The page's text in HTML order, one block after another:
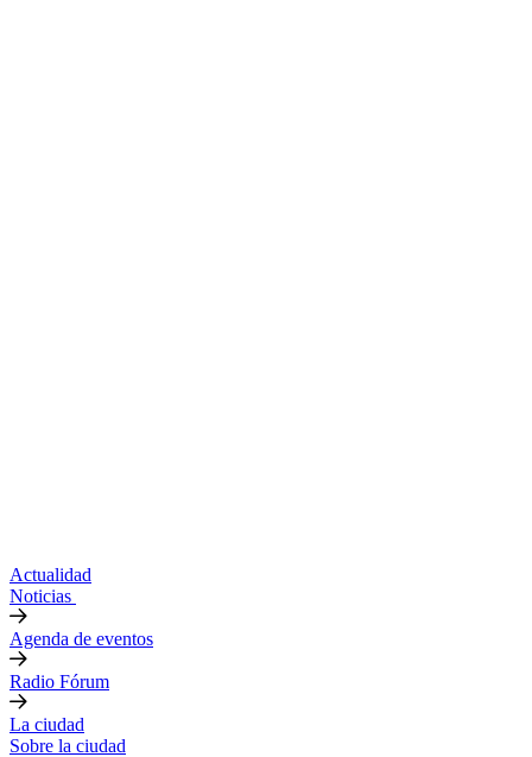
Actualidad
Noticias
Agenda de eventos
Radio Fórum
La ciudad
Sobre la ciudad